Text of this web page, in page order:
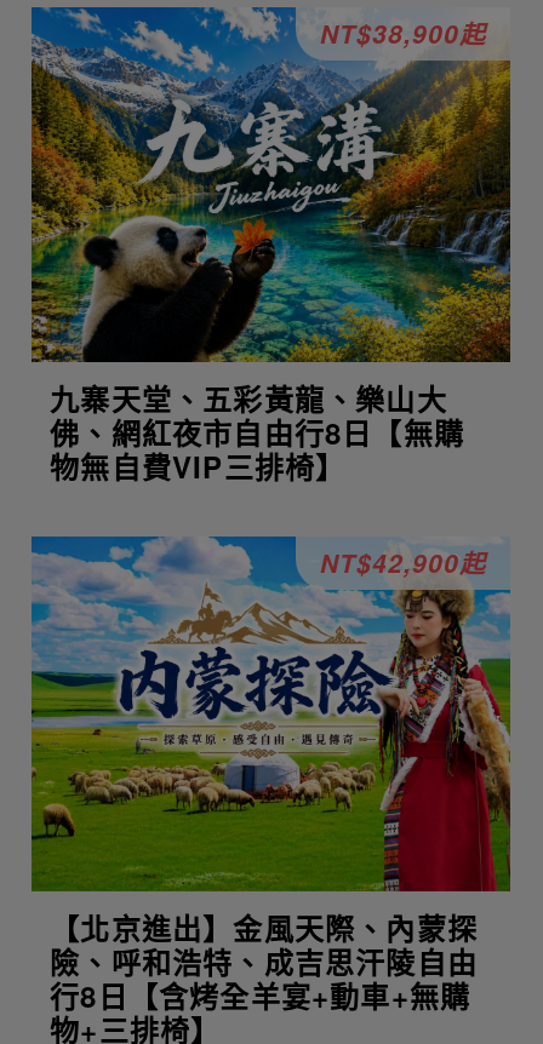
九寨天堂、五彩黃龍、樂山大
佛、網紅夜市自由行8日【無購
物無自費VIP三排椅】
NT$38,900起
【北京進出】金風天際、內蒙探
險、呼和浩特、成吉思汗陵自由
行8日【含烤全羊宴+動車+無購
物+三排椅】
NT$42,900起